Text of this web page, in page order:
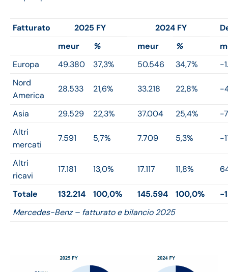
Fatturato 2025 FY 2024 FY
meur
% meur %
Europa
49.380 37,3% 50.546 34,7%
-
Nord
America
28.533 21,6% 33.218 22,8% -
Asia 29.529 22,3% 37.004 25,4%
-
Altri
mercati
7.591 5,7% 7.709 5,3% -
Altri
ricavi
17.181 13,0% 17.117 11,8%
Totale 132.214 100,0% 145.594 100,0%
-
Mercedes-Benz – fatturato e bilancio 2025